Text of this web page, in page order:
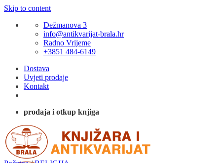
Skip to content
Dežmanova 3
info@antikvarijat-brala.hr
Radno Vrijeme
+3851 484-6149
Dostava
Uvjeti prodaje
Kontakt
prodaja i otkup knjiga